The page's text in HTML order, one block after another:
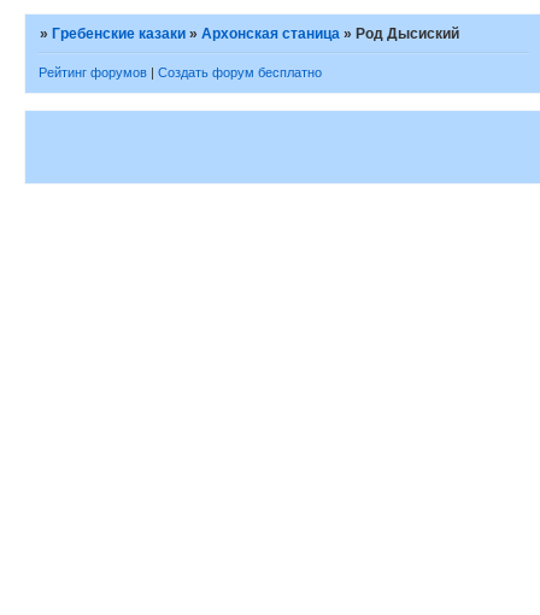
» Гребенские казаки »Архонская станица » Род Дысиский
Рейтинг форумов | Создать форум бесплатно